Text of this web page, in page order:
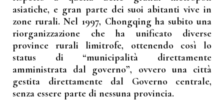
asiatiche, e gran parte dei suoi abitanti vive in
zone rurali. Nel 1997, Chongqing ha subito una
riorganizzazione che ha unificato diverse
province rurali limitrofe, ottenendo così lo
status di “municipalità direttamente
amministrata dal governo”, ovvero una città
gestita direttamente dal Governo centrale,
senza essere parte di nessuna provincia.